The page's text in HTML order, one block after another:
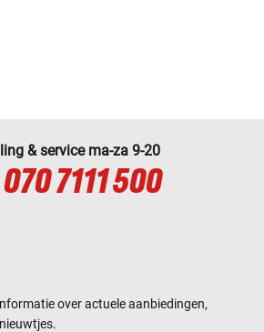
& service ma-za 9-20
070 7111 500
over actuele aanbiedingen,